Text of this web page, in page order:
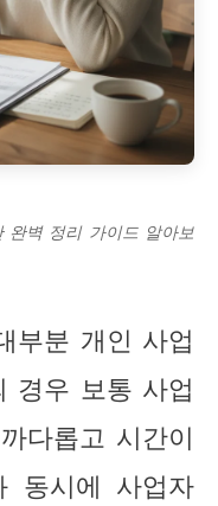
완벽 정리 가이드 알아보
부분 개인 사업
경우 보통 사업
다롭고 시간이
동시에 사업자